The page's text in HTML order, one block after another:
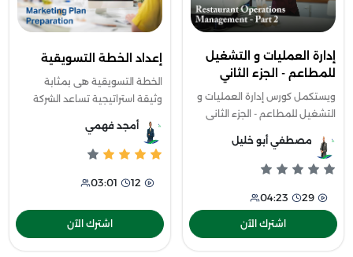
إدارة العمليات و التشغيل
للمطاعم - الجزء الثاني
ويستكمل كورس إدارة العمليات و
التشغيل للمطاعم - الجزء الثانى
أداء العاملين بالمطعم عن طريق
برامج التحفيز و التقدير و توفي
مصطفي أبو خليل
29
04:23
اشترك الآن
إعداد الخطة التسويقية
الخطة التسويقية هى بمثابة
وثيقة استراتيجية تساعد الشركة
،فمن خلال دورة إعداد الخطة
التسويقية ستتعرف على كيفية
أمجد فهمي
12
03:01
اشترك الآن